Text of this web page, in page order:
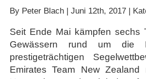
By Peter Blach | Juni 12th, 2017 |
Seit Ende Mai kämpfen sechs
Gewässern rund um die
prestigeträchtigen
Emirates Team New